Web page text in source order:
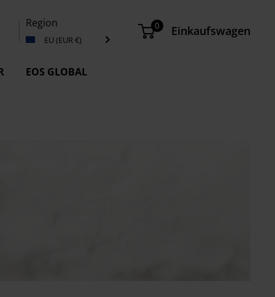
Region
EU (EUR €)
0 Einkaufswagen
EOS GLOBAL